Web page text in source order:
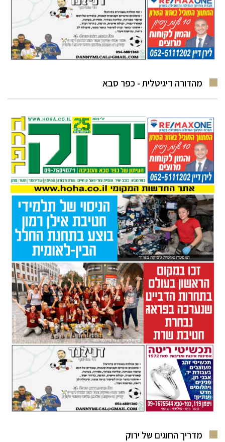
מהדורה דיגיטלית - כפר סבא
מדריך החוגים של ירוק